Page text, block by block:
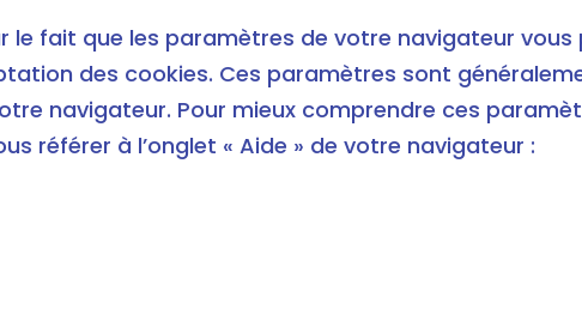
le fait que les paramètres de votre navigateur
des cookies. Ces paramètres sont
navigateur. Pour mieux comprendre ces
référer à l’onglet « Aide » de votre navigateur :